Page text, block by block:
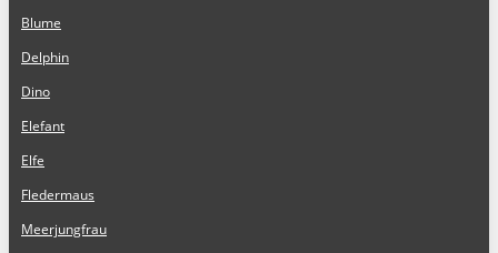
Blume
Delphin
Dino
Elefant
Elfe
Fledermaus
Meerjungfrau